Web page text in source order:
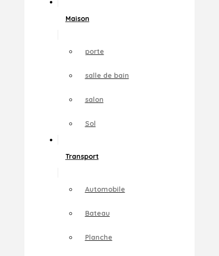
Maison
porte
salle de bain
salon
Sol
Transport
Automobile
Bateau
Planche